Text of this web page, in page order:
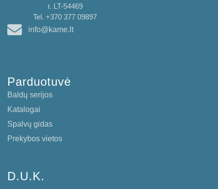
r. LT-54469
Tel. +370 377 09897
info@kame.lt
Parduotuvė
Baldų serijos
Katalogai
Spalvų gidas
Prekybos vietos
D.U.K.